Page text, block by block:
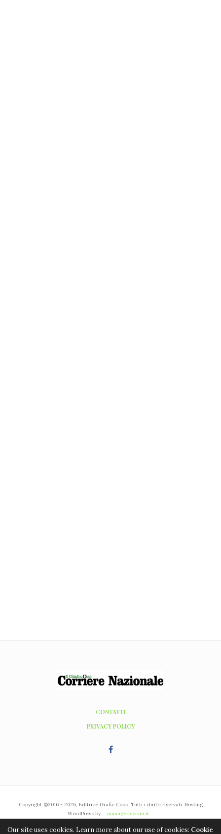
CONTATTI
PRIVACY POLICY
Copyright ©2016 - 2026, Editrice Grafic Coop. Tutti i diritti riservati. Hosting
WordPress by
managedserver.it
Our site uses cookies. Learn more about our use of cookies: Cookie